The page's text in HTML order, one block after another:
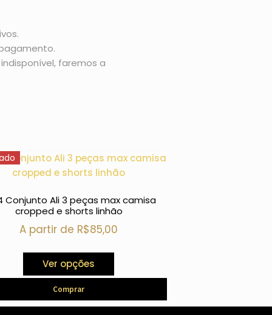
faremos a
Conjunto Ali 3 peças max camisa
cropped e shorts linhão
A partir de R$85,00
Ver opções
Comprar